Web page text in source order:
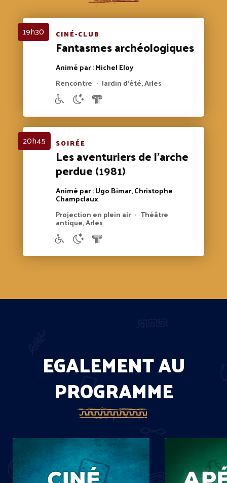
19h30 CINÉ-CLUB
Fantasmes archéologiques
Animé par : Michel Eloy
Rencontre • Jardin d'été, Arles
20h45 SOIRÉE
Les aventuriers de l'arche
perdue(1981)
Animé par : Ugo Bimar, Christophe
Champclaux
Projection en plein air • Théâtre
antique, Arles
EGALEMENT AU
PROGRAMME